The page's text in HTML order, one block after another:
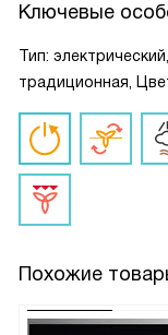
Ключевые
Тип:
традиционная,
Похожие